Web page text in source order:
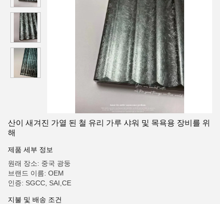
산이 새겨진 가열 된 철 유리 가루 샤워 및 목욕용 장비를 위
해
제품 세부 정보
원래 장소: 중국 광둥
브랜드 이름: OEM
인증: SGCC, SAI,CE
지불 및 배송 조건